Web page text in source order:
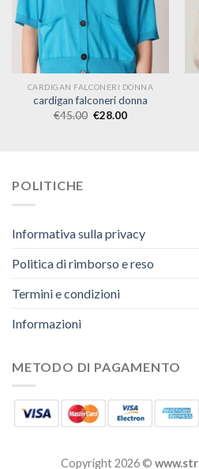
CARDIGAN FALCONERI DONNA
cardigan falconeri donna
€45.00 €28.00
POLITICHE
Informativa sulla privacy
Politica di rimborso e reso
Termini e condizioni
Informazioni
METODO DI PAGAMENTO
Copyright 2026 ©